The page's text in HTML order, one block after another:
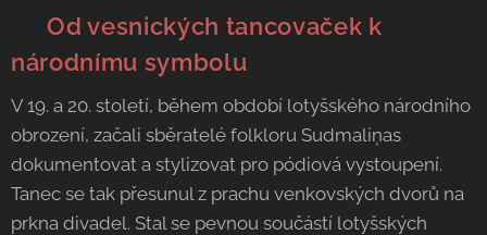
🇱🇻 Od vesnických tancovaček k
národnímu symbolu
V 19. a 20. století, během období lotyšského národního
obrození, začali sběratelé folkloru Sudmaliņas
dokumentovat a stylizovat pro pódiová vystoupení.
Tanec se tak přesunul z prachu venkovských dvorů na
prkna divadel. Stal se pevnou součástí lotyšských